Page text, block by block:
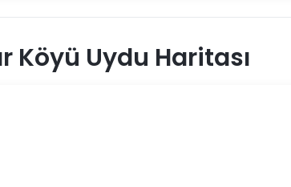
Köyü Uydu Haritası